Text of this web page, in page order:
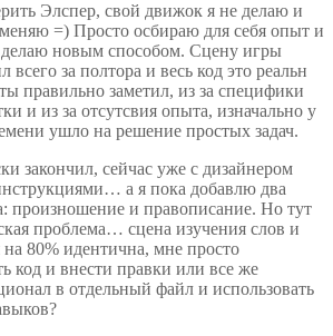
Элспер, свой движок я не делаю и
=) Просто осбираю для себя опыт и
новым способом. Сцену игры
всего за полтора и весь код это реальн
правильно заметил, из за специфики
и из за отсутсвия опыта, изначально у
ушло на решение простых задач.
закончил, сейчас уже с дизайнером
а я пока добавлю два
произношение и правописание. Но тут
проблема… сцена изучения слов и
80% идентична, мне просто
код и внести правки или все же
в отдельный файл и использовать